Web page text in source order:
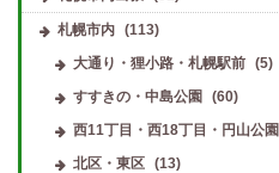
札幌市内 (113)
大通り・狸小路・札幌駅前
(5)
すすきの・中島公園
(60)
西11丁目・西18丁目・円山公園
北区・東区
(13)